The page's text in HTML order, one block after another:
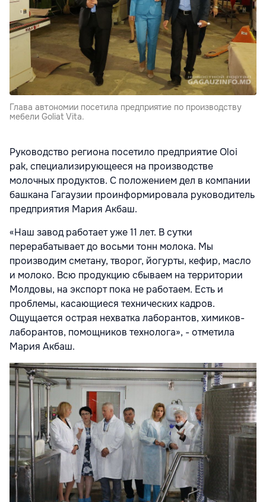
Глава автономии посетила предприятие по производству
мебели Goliat Vita.
Руководство региона посетило предприятие Oloi
pak, специализирующееся на производстве
молочных продуктов. С положением дел в компании
башкана Гагаузии проинформировала руководитель
предприятия Мария Акбаш.
«Наш завод работает уже 11 лет. В сутки
перерабатывает до восьми тонн молока. Мы
производим сметану, творог, йогурты, кефир, масло
и молоко. Всю продукцию сбываем на территории
Молдовы, на экспорт пока не работаем. Есть и
проблемы, касающиеся технических кадров.
Ощущается острая нехватка лаборантов, химиков-
лаборантов, помощников технолога», - отметила
Мария Акбаш.